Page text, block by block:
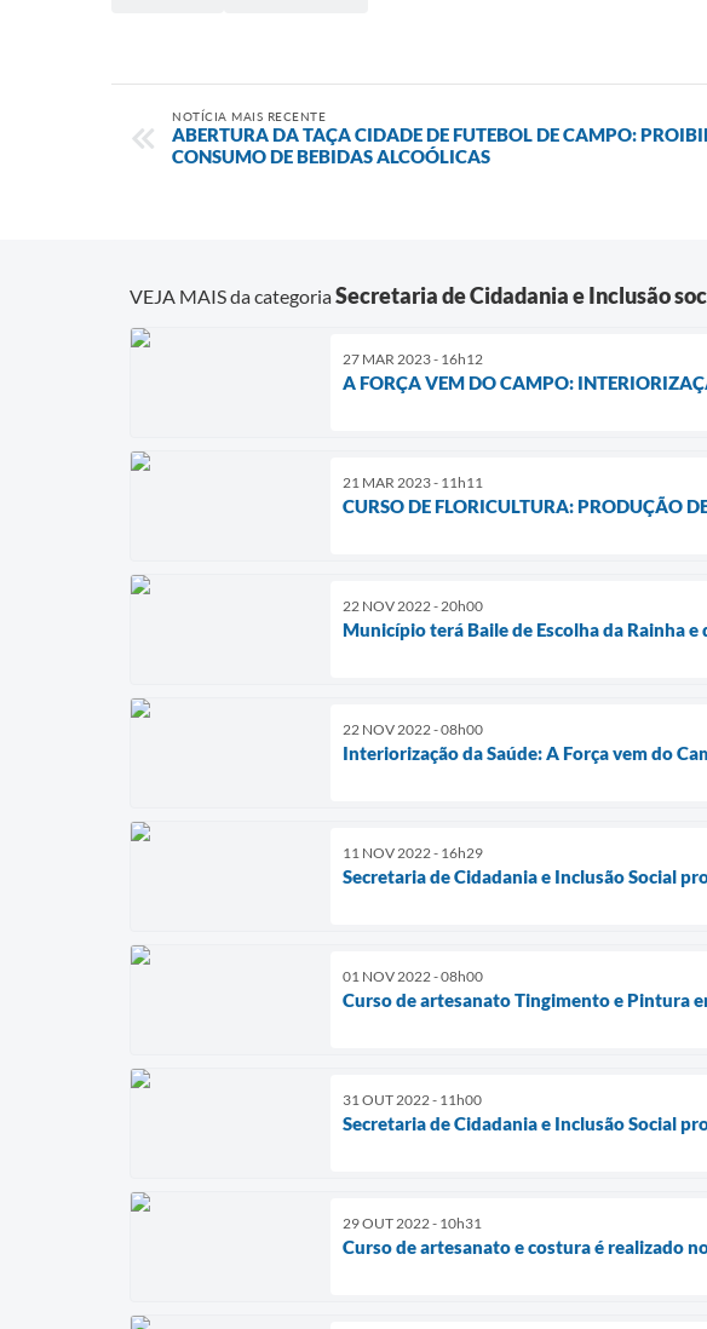
NOTÍCIA MAIS RECENTE
ABERTURA DA TAÇA CIDADE DE FUTEBOL DE CAMPO:
CONSUMO DE BEBIDAS ALCOÓLICAS
VEJA MAIS da categoriaSecretaria de Cidadania e Inclusão
27 MAR 2023 - 16h12
A FORÇA VEM DO CAMPO:
21 MAR 2023 - 11h11
CURSO DE FLORICULTURA: PRODUÇÃO
22 NOV 2022 - 20h00
Município terá Baile de Escolha da Rainha
22 NOV 2022 - 08h00
Interiorização da Saúde: A Força vem do
11 NOV 2022 - 16h29
Secretaria de Cidadania e Inclusão Social
01 NOV 2022 - 08h00
Curso de artesanato Tingimento e Pintura
31 OUT 2022 - 11h00
Secretaria de Cidadania e Inclusão Social
29 OUT 2022 - 10h31
Curso de artesanato e costura é realizado